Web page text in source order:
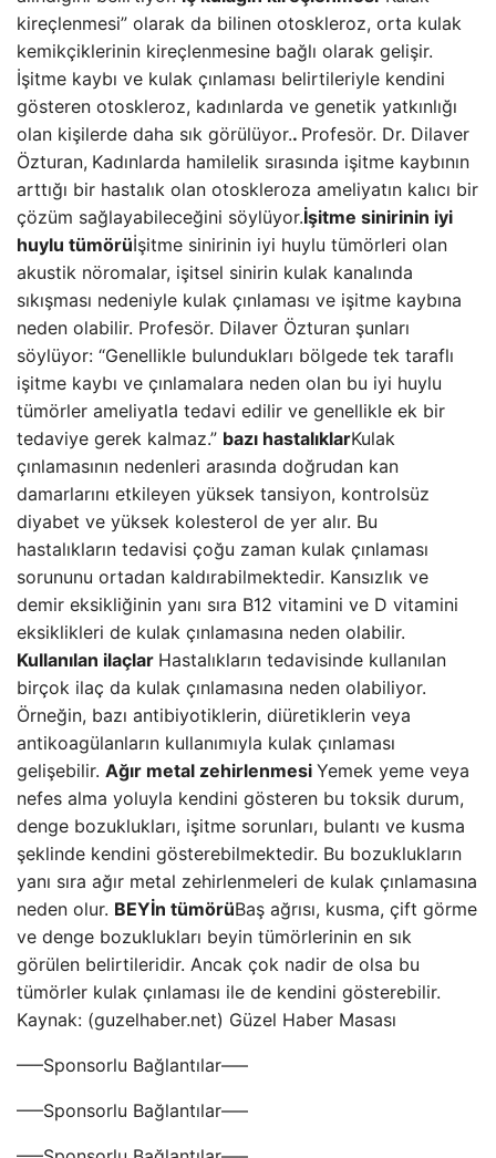
kireçlenmesi” olarak da bilinen otoskleroz, orta kulak
kemikçiklerinin kireçlenmesine bağlı olarak gelişir.
İşitme kaybı ve kulak çınlaması belirtileriyle kendini
gösteren otoskleroz, kadınlarda ve genetik yatkınlığı
olan kişilerde daha sık görülüyor.. Profesör. Dr. Dilaver
Özturan, Kadınlarda hamilelik sırasında işitme kaybının
arttığı bir hastalık olan otoskleroza ameliyatın kalıcı bir
çözüm sağlayabileceğini söylüyor.İşitme sinirinin iyi
huylu tümörüİşitme sinirinin iyi huylu tümörleri olan
akustik nöromalar, işitsel sinirin kulak kanalında
sıkışması nedeniyle kulak çınlaması ve işitme kaybına
neden olabilir. Profesör. Dilaver Özturan şunları
söylüyor: “Genellikle bulundukları bölgede tek taraflı
işitme kaybı ve çınlamalara neden olan bu iyi huylu
tümörler ameliyatla tedavi edilir ve genellikle ek bir
tedaviye gerek kalmaz.” bazı hastalıklarKulak
çınlamasının nedenleri arasında doğrudan kan
damarlarını etkileyen yüksek tansiyon, kontrolsüz
diyabet ve yüksek kolesterol de yer alır. Bu
hastalıkların tedavisi çoğu zaman kulak çınlaması
sorununu ortadan kaldırabilmektedir. Kansızlık ve
demir eksikliğinin yanı sıra B12 vitamini ve D vitamini
eksiklikleri de kulak çınlamasına neden olabilir.
Kullanılan ilaçlar Hastalıkların tedavisinde kullanılan
birçok ilaç da kulak çınlamasına neden olabiliyor.
Örneğin, bazı antibiyotiklerin, diüretiklerin veya
antikoagülanların kullanımıyla kulak çınlaması
gelişebilir. Ağır metal zehirlenmesi Yemek yeme veya
nefes alma yoluyla kendini gösteren bu toksik durum,
denge bozuklukları, işitme sorunları, bulantı ve kusma
şeklinde kendini gösterebilmektedir. Bu bozuklukların
yanı sıra ağır metal zehirlenmeleri de kulak çınlamasına
neden olur. BEYİn tümörüBaş ağrısı, kusma, çift görme
ve denge bozuklukları beyin tümörlerinin en sık
görülen belirtileridir. Ancak çok nadir de olsa bu
tümörler kulak çınlaması ile de kendini gösterebilir.
Kaynak: (guzelhaber.net) Güzel Haber Masası
—–Sponsorlu Bağlantılar—–
—–Sponsorlu Bağlantılar—–